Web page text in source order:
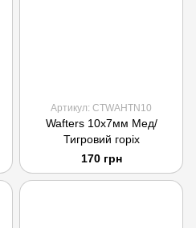
Артикул: CTWAHTN10
Wafters 10x7мм Мед/
Тигровий горіх
170 грн